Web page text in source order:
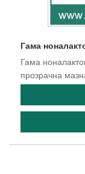
Гама
Гама
прозрачна